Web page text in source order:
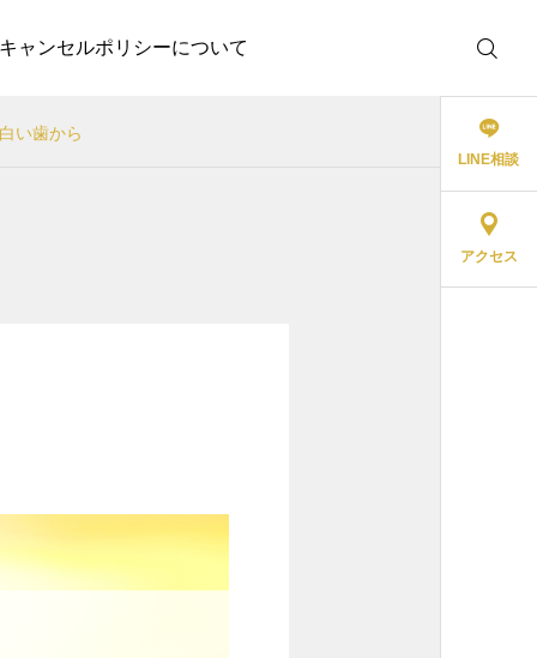
キャンセルポリシーについて
LINE相談
アクセス
い歯から